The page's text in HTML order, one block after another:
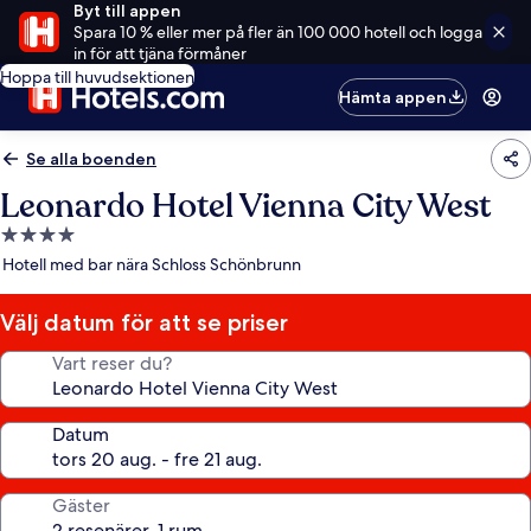
Byt till appen
Spara 10 % eller mer på fler än 100 000 hotell och logga
in för att tjäna förmåner
Hoppa till huvudsektionen
Hämta appen
Se alla boenden
Leonardo Hotel Vienna City West
4.0-
stjärnigt
Hotell med bar nära Schloss Schönbrunn
Välj datum för att se priser
Vart reser du?
Datum
Gäster